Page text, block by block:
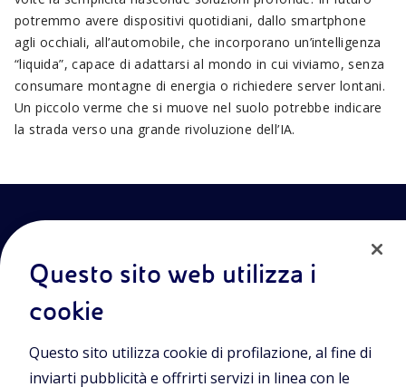
potremmo avere dispositivi quotidiani, dallo smartphone
agli occhiali, all’automobile, che incorporano un’intelligenza
“liquida”, capace di adattarsi al mondo in cui viviamo, senza
consumare montagne di energia o richiedere server lontani.
Un piccolo verme che si muove nel suolo potrebbe indicare
la strada verso una grande rivoluzione dell’IA.
Entra nel mondo Eniscuola.Scopri gli strumenti e le
metodologie innovative per la didattica e naviga tra contenuti
multimediali, lezioni digitali e approfondimenti sui grandi temi
Questo sito web utilizza i
cookie
Questo sito utilizza cookie di profilazione, al fine di
inviarti pubblicità e offrirti servizi in linea con le